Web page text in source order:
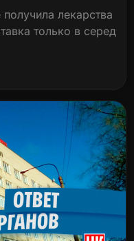
лекарства
только в серед